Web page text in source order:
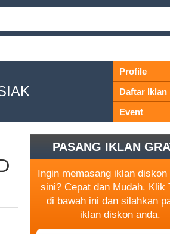
Profile
Daftar Iklan
Event
PASANG IKLAN
Ingin memasang iklan diskon
sini? Cepat dan Mudah. Klik
di bawah ini dan silahkan
iklan diskon anda.